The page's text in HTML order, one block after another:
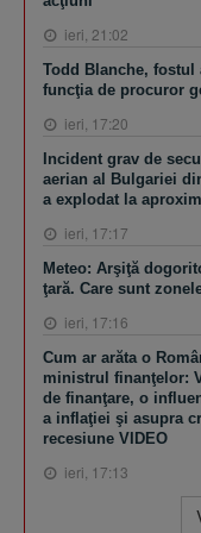
ieri, 21:02
Todd Blanche,
funcţia de procuror
ieri, 17:20
Incident grav de
aerian al Bulgariei
a explodat la
ieri, 17:17
Meteo: Arşiţă
ţară. Care sunt
ieri, 17:16
Cum ar arăta o
ministrul finanţelor:
de finanţare, o
a inflaţiei şi asupra
recesiune VIDEO
ieri, 17:13